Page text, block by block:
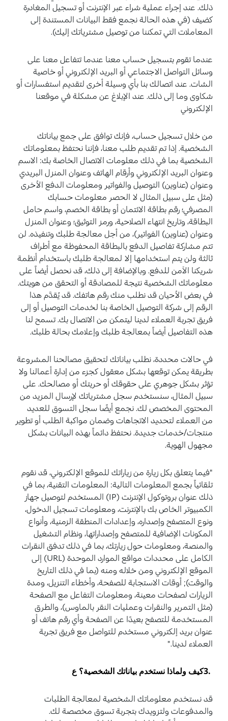
ذلك. عند إجراء عملية شراء عبر الإنترنت أو تسجيل المغادرة
كضيف (في هذه الحالة نجمع فقط البيانات المستندة إلى
المعاملات التي تمكننا من توصيل مشترياتك إليك).
عندما تقوم بتسجيل حساب معنا عندما تتفاعل معنا على
وسائل التواصل الاجتماعي أو البريد الإلكتروني أو خاصية
الشات. عند اتصالك بنا بأي وسيلة أخرى لتقديم استفسارات أو
شكاوى وما إلى ذلك. عند الإبلاغ عن مشكلة في موقعنا
الإلكتروني
من خلال تسجيل حساب، فإنك توافق على جمع بياناتك
الشخصية. إذا تم تقديم طلب معنا، فإننا نحتفظ بمعلوماتك
الشخصية بما في ذلك معلومات الاتصال الخاصة بك: الاسم
وعنوان البريد الإلكتروني وأرقام الهاتف وعنوان المنزل البريدي
وعنوان (عناوين) التوصيل والفواتير ومعلومات الدفع الأخرى
(مثل على سبيل المثال لا الحصر معلومات حسابك
المصرفي؛ رقم بطاقة الائتمان أو بطاقة الخصم، واسم حامل
البطاقة، وتاريخ انتهاء الصلاحية، ورمز التوثيق؛ وعنوان المنزل
وعنوان (عناوين) الفواتير)، من أجل معالجة طلبك وتنفيذه. لن
تتم مشاركة تفاصيل الدفع بالبطاقة المحفوظة مع أطراف
ثالثة ولن يتم استخدامها إلا لمعالجة طلبك باستخدام أنظمة
شريكنا الآمن للدفع. وبالإضافة إلى ذلك، قد نحصل أيضاً على
معلوماتك الشخصية نتيجة للمصادقة أو التحقق من هويتك.
في بعض الأحيان قد نطلب منك رقم هاتفك. قد يُقدَّم هذا
الرقم إلى شركة التوصيل الخاصة بنا لخدمات التوصيل أو إلى
فريق تجربة العملاء لدينا ليتمكن من الاتصال بك. تسمح لنا
هذه التفاصيل أيضاً بمعالجة طلبك وإعلامك بحالة طلبك.
في حالات محددة، نطلب بياناتك لتحقيق مصالحنا المشروعة
بطريقة يمكن توقعها بشكل معقول كجزء من إدارة أعمالنا ولا
تؤثر بشكل جوهري على حقوقك أو حريتك أو مصالحك. على
سبيل المثال، سنستخدم سجل مشترياتك لإرسال المزيد من
المحتوى المخصص لك. نجمع أيضًا سجل التسوق للعديد
من العملاء لتحديد الاتجاهات وضمان مواكبة الطلب أو تطوير
منتجات/خدمات جديدة. نحتفظ دائماً بهذه البيانات بشكل
مجهول الهوية.
"فيما يتعلق بكل زيارة من زياراتك للموقع الإلكتروني، قد نقوم
تلقائياً بجمع المعلومات التالية: المعلومات التقنية، بما في
ذلك عنوان بروتوكول الإنترنت (IP) المستخدم لتوصيل جهاز
الكمبيوتر الخاص بك بالإنترنت، ومعلومات تسجيل الدخول،
ونوع المتصفح وإصداره، وإعدادات المنطقة الزمنية، وأنواع
المكونات الإضافية للمتصفح وإصداراتها، ونظام التشغيل
والمنصة، ومعلومات حول زيارتك، بما في ذلك تدفق النقرات
الكامل على محددات مواقع الموارد الموحدة (URL) إلى
الموقع الإلكتروني ومن خلاله ومنه (بما في ذلك التاريخ
والوقت); أوقات الاستجابة للصفحة، وأخطاء التنزيل، ومدة
الزيارات لصفحات معينة، ومعلومات التفاعل مع الصفحة
(مثل التمرير والنقرات وعمليات النقر بالماوس)، والطرق
المستخدمة للتصفح بعيدًا عن الصفحة وأي رقم هاتف أو
عنوان بريد إلكتروني مستخدم للتواصل مع فريق تجربة
العملاء لدينا."
كيف ولماذا نستخدم بياناتك الشخصية؟ ع
قد نستخدم معلوماتك الشخصية لمعالجة الطلبات
والمدفوعات ولتزويدك بتجربة تسوق مخصصة لك.